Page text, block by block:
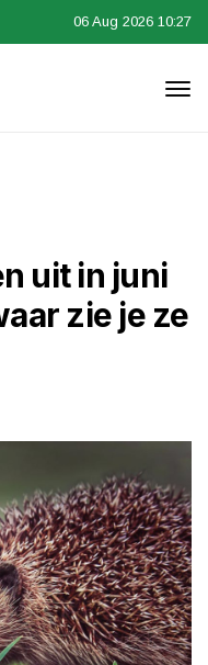
06 Aug 2026 10:27
uit in juni
zie je ze